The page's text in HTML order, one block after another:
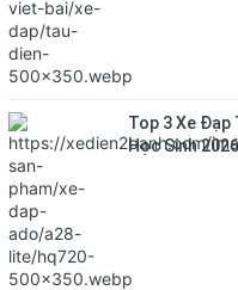
Top 3 Xe Đạp
Học Sinh 2026